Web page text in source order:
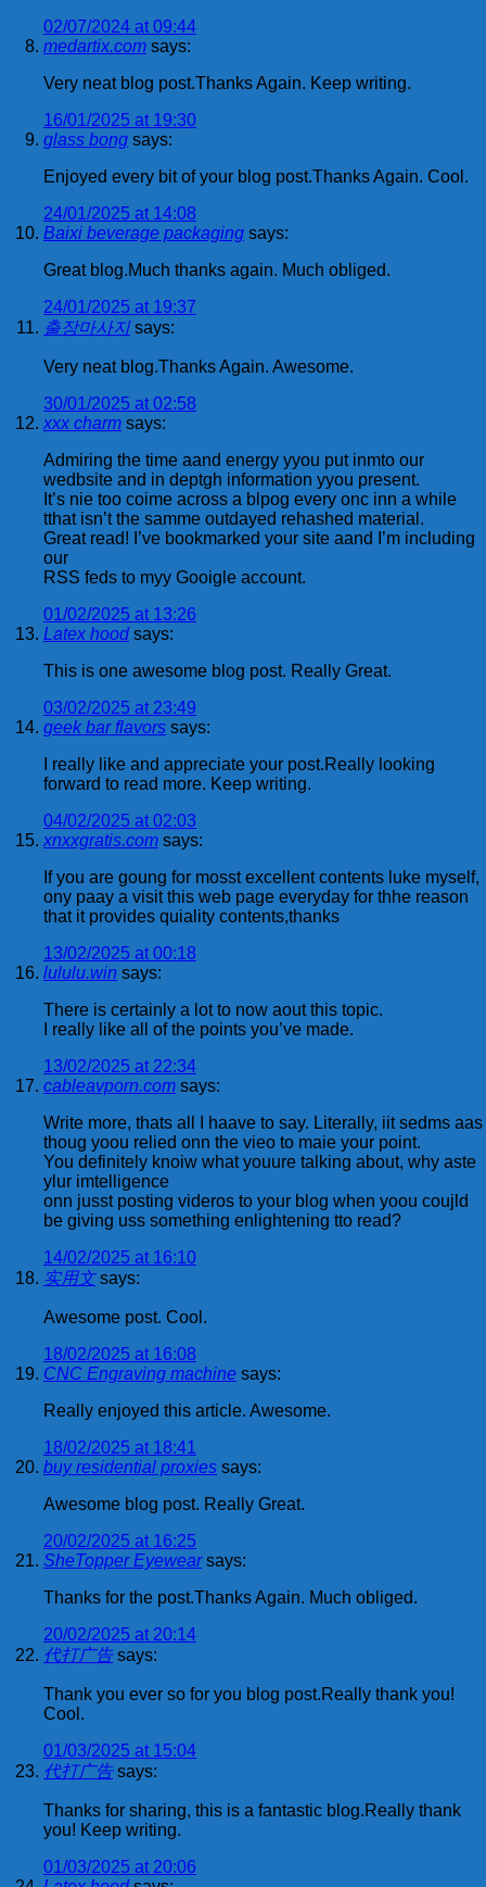
02/07/2024 at 09:44
medartix.com says:
Very neat blog post.Thanks Again. Keep writing.
16/01/2025 at 19:30
glass bong says:
Enjoyed every bit of your blog post.Thanks Again. Cool.
24/01/2025 at 14:08
Baixi beverage packaging says:
Great blog.Much thanks again. Much obliged.
24/01/2025 at 19:37
출장마사지 says:
Very neat blog.Thanks Again. Awesome.
30/01/2025 at 02:58
xxx charm says:
Admiring the time aand energy yyou put inmto our
wedbsite and in deptgh information yyou present.
It’s nie too coime across a blpog every onc inn a while
tthat isn’t the samme outdayed rehashed material.
Great read! I’ve bookmarked your site aand I’m including
our
RSS feds to myy Gooigle account.
01/02/2025 at 13:26
Latex hood says:
This is one awesome blog post. Really Great.
03/02/2025 at 23:49
geek bar flavors says:
I really like and appreciate your post.Really looking
forward to read more. Keep writing.
04/02/2025 at 02:03
xnxxgratis.com says:
If you are goung for mosst excellent contents luke myself,
ony paay a visit this web page everyday for thhe reason
that it provides quiality contents,thanks
13/02/2025 at 00:18
lululu.win says:
There is certainly a lot to now aout this topic.
I really like all of the points you’ve made.
13/02/2025 at 22:34
cableavporn.com says:
Write more, thats all I haave to say. Literally, iit sedms aas
thoug yoou relied onn the vieo to maie your point.
You definitely knoiw what youure talking about, why aste
ylur imtelligence
onn jusst posting videros to your blog when yoou coujld
be giving uss something enlightening tto read?
14/02/2025 at 16:10
实用文 says:
Awesome post. Cool.
18/02/2025 at 16:08
CNC Engraving machine says:
Really enjoyed this article. Awesome.
18/02/2025 at 18:41
buy residential proxies says:
Awesome blog post. Really Great.
20/02/2025 at 16:25
SheTopper Eyewear says:
Thanks for the post.Thanks Again. Much obliged.
20/02/2025 at 20:14
代打广告 says:
Thank you ever so for you blog post.Really thank you!
Cool.
01/03/2025 at 15:04
代打广告 says:
Thanks for sharing, this is a fantastic blog.Really thank
you! Keep writing.
01/03/2025 at 20:06